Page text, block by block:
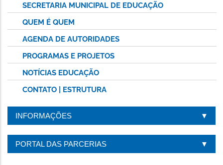
SECRETARIA MUNICIPAL DE EDUCAÇÃO
QUEM É QUEM
AGENDA DE AUTORIDADES
PROGRAMAS E PROJETOS
NOTÍCIAS EDUCAÇÃO
CONTATO | ESTRUTURA
INFORMAÇÕES
PORTAL DAS PARCERIAS